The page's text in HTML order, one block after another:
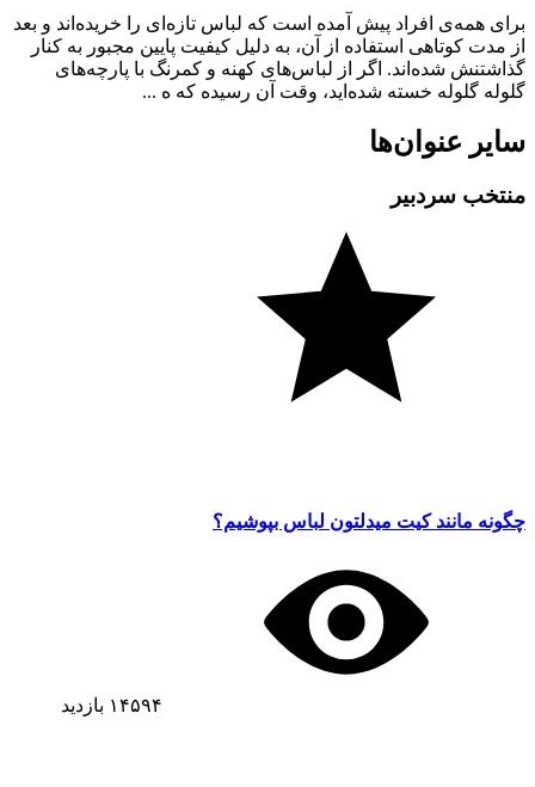
برای همه‌ی افراد پیش آمده است که لباس تازه‌ای را خریده‌اند و بعد
از مدت کوتاهی استفاده از آن، به دلیل کیفیت پایین مجبور به کنار
گذاشتنش شده‌اند. اگر از لباس‌های کهنه و کمرنگ با پارچه‌های
گلوله گلوله خسته شده‌اید، وقت آن رسیده که ه ...
سایر عنوان‌ها
منتخب سردبیر
چگونه مانند کیت میدلتون لباس بپوشیم؟
۱۴۵۹۴ بازدید